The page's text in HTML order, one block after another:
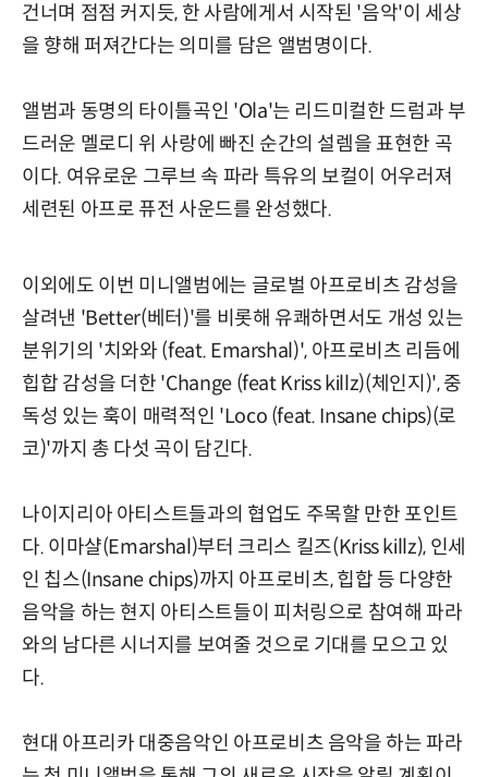
건너며 점점 커지듯, 한 사람에게서 시작된 '음악'이 세상
을 향해 퍼져간다는 의미를 담은 앨범명이다.
앨범과 동명의 타이틀곡인 'Ola'는 리드미컬한 드럼과 부
드러운 멜로디 위 사랑에 빠진 순간의 설렘을 표현한 곡
이다. 여유로운 그루브 속 파라 특유의 보컬이 어우러져
세련된 아프로 퓨전 사운드를 완성했다.
이외에도 이번 미니앨범에는 글로벌 아프로비츠 감성을
살려낸 'Better(베터)'를 비롯해 유쾌하면서도 개성 있는
분위기의 '치와와 (feat. Emarshal)', 아프로비츠 리듬에
힙합 감성을 더한 'Change (feat Kriss killz)(체인지)', 중
독성 있는 훅이 매력적인 'Loco (feat. Insane chips)(로
코)'까지 총 다섯 곡이 담긴다.
나이지리아 아티스트들과의 협업도 주목할 만한 포인트
다. 이마샬(Emarshal)부터 크리스 킬즈(Kriss killz), 인세
인 칩스(Insane chips)까지 아프로비츠, 힙합 등 다양한
음악을 하는 현지 아티스트들이 피처링으로 참여해 파라
와의 남다른 시너지를 보여줄 것으로 기대를 모으고 있
다.
현대 아프리카 대중음악인 아프로비츠 음악을 하는 파라